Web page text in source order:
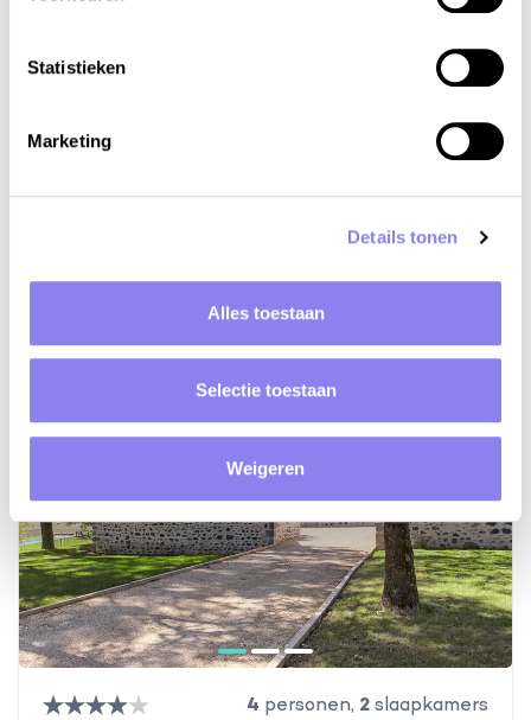
Statistieken
Marketing
Details tonen
Alles toestaan
Selectie toestaan
Weigeren
slaapkamers
4 personen, 2slaapkamers